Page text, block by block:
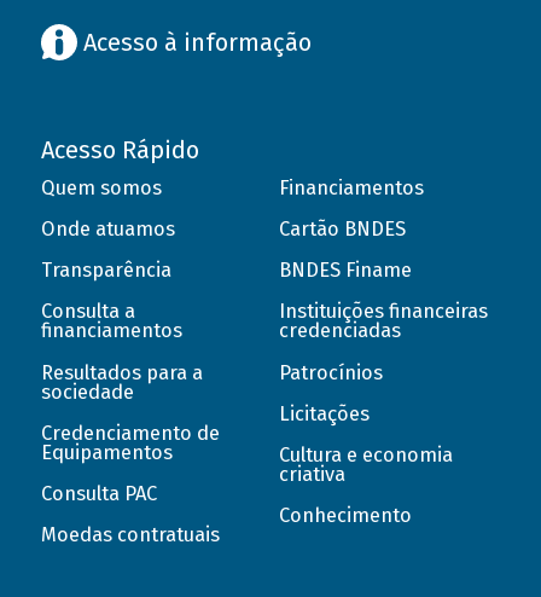
Acesso à informação
Acesso Rápido
Quem somos
Onde atuamos
Transparência
Consulta a
financiamentos
Resultados para a
sociedade
Credenciamento de
Equipamentos
Consulta PAC
Moedas contratuais
Financiamentos
Cartão BNDES
BNDES Finame
Instituições financeiras
credenciadas
Patrocínios
Licitações
Cultura e economia
criativa
Conhecimento